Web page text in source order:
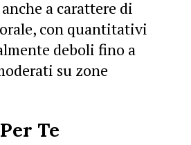
a carattere di
con quantitativi
deboli fino a
su zone
Te